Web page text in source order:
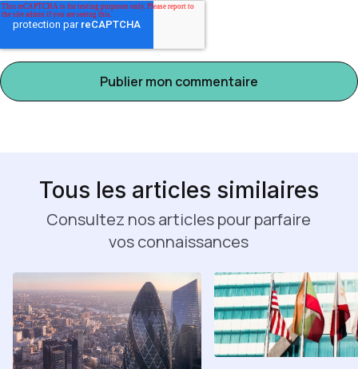
Tous les articles similaires
Consultez nos articles pour parfaire
vos connaissances